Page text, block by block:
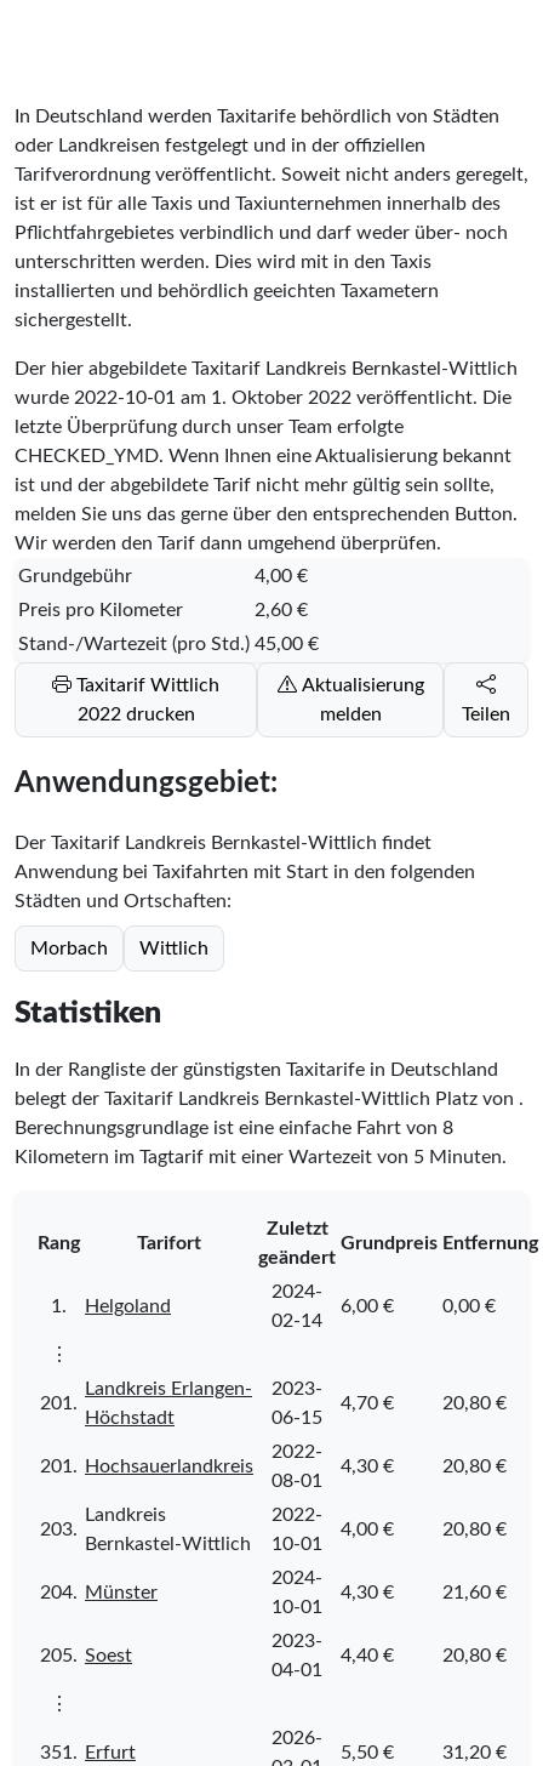
In Deutschland werden Taxitarife behördlich von Städten
oder Landkreisen festgelegt und in der offiziellen
Tarifverordnung veröffentlicht. Soweit nicht anders geregelt,
ist er ist für alle Taxis und Taxiunternehmen innerhalb des
Pflichtfahrgebietes verbindlich und darf weder über- noch
unterschritten werden. Dies wird mit in den Taxis
installierten und behördlich geeichten Taxametern
sichergestellt.
Der hier abgebildete Taxitarif Landkreis Bernkastel-Wittlich
wurde 2022-10-01 am 1. Oktober 2022 veröffentlicht. Die
letzte Überprüfung durch unser Team erfolgte
CHECKED_YMD. Wenn Ihnen eine Aktualisierung bekannt
ist und der abgebildete Tarif nicht mehr gültig sein sollte,
melden Sie uns das gerne über den entsprechenden Button.
Wir werden den Tarif dann umgehend überprüfen.
Grundgebühr
4,00 €
Preis pro Kilometer
2,60 €
Stand-/Wartezeit (pro Std.) 45,00 €
Taxitarif Wittlich
2022 drucken
Aktualisierung
melden
Teilen
Anwendungsgebiet:
Der Taxitarif Landkreis Bernkastel-Wittlich findet
Anwendung bei Taxifahrten mit Start in den folgenden
Städten und Ortschaften:
Morbach Wittlich
Statistiken
In der Rangliste der günstigsten Taxitarife in Deutschland
belegt der Taxitarif Landkreis Bernkastel-Wittlich Platz von .
Berechnungsgrundlage ist eine einfache Fahrt von 8
Kilometern im Tagtarif mit einer Wartezeit von 5 Minuten.
Rang Tarifort
Zuletzt
geändert
Grundpreis Entfernung
1. Helgoland
2024-
02-14
6,00 € 0,00 €
⋮
201.
Landkreis Erlangen-
Höchstadt
2023-
06-15
4,70 € 20,80 €
201. Hochsauerlandkreis
2022-
08-01
4,30 € 20,80 €
203.
Landkreis
Bernkastel-Wittlich
2022-
10-01
4,00 € 20,80 €
204. Münster
2024-
10-01
4,30 € 21,60 €
205. Soest
2023-
04-01
4,40 € 20,80 €
⋮
351. Erfurt
2026-
5,50 € 31,20 €